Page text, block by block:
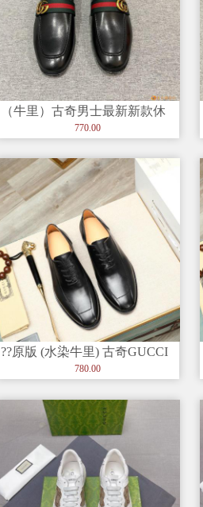
（牛里）古奇男士最新新款休
闲鞋！绝对的奢华打造，进口
770.00
??原版 (水染牛里) 古奇GUCCI
官网款正装鞋? 意大
780.00